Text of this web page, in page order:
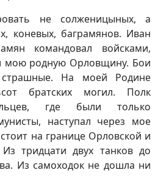
не солженицыных, а
коневых, баграмянов. Иван
командовал войсками,
мою родную Орловщину. Бои
На моей Родине
братских могил. Полк
где были только
наступал через мое
на границе Орловской и
тридцати двух танков до
Из самоходок не дошла ни